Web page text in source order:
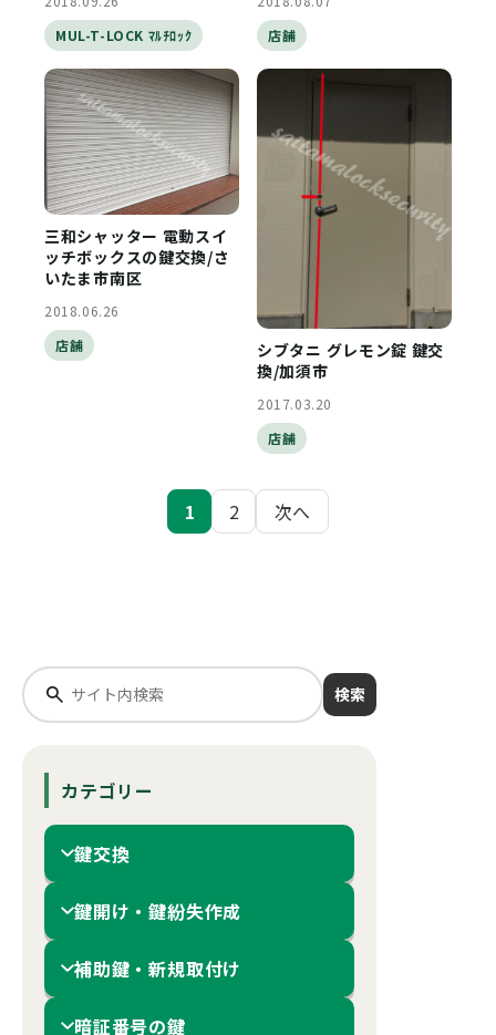
MUL-T-LOCK ﾏﾙﾁﾛｯｸ
店舗
三和シャッター 電動スイ
ッチボックスの鍵交換/さ
いたま市南区
2018.06.26
店舗
シブタニ グレモン錠 鍵交
換/加須市
2017.03.20
店舗
ー
ジ
り
1 2 次へ
検索
カテゴリー
鍵交換
鍵開け・鍵紛失作成
補助鍵・新規取付け
暗証番号の鍵